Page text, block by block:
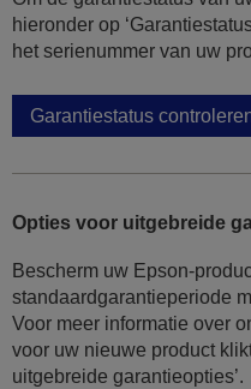
hieronder op
het serienummer van uw
Garantiestatus
Opties voor uitgebreide
Bescherm uw Epson-
standaardgarantieperiode
Voor meer informatie over
voor uw nieuwe product
uitgebreide garantieopties’.